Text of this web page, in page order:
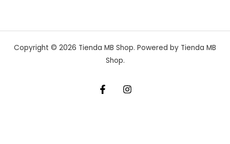
Copyright © 2026 Tienda MB Shop. Powered by Tienda MB
Shop.